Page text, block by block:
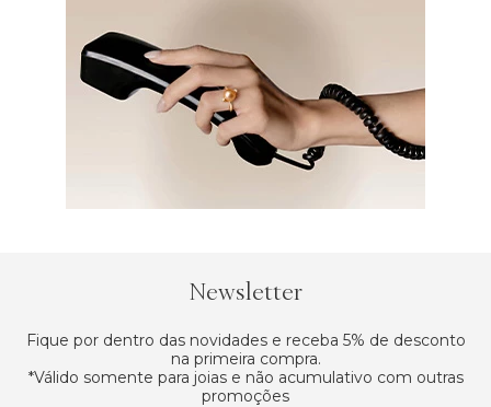
Newsletter
Fique por dentro das novidades e receba 5% de desconto
na primeira compra.
*Válido somente para joias e não acumulativo com outras
promoções